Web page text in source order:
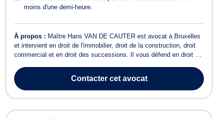
moins d'une demi-heure.
À propos : Maître Hans VAN DE CAUTER est avocat à Bruxelles
et intervient en droit de l'immobilier, droit de la construction, droit
commercial et en droit des successions. Il vous défend en droit de
loyer, en droit de la copropriété, en droits réels démembrés
(usufruit,...
Contactercet avocat